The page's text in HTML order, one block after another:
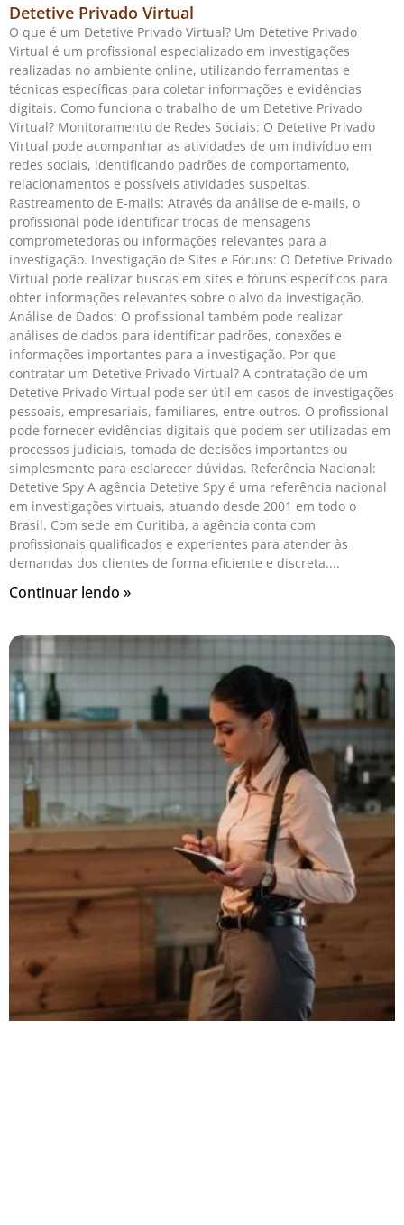
Detetive Privado Virtual
O que é um Detetive Privado Virtual? Um Detetive Privado
Virtual é um profissional especializado em investigações
realizadas no ambiente online, utilizando ferramentas e
técnicas específicas para coletar informações e evidências
digitais. Como funciona o trabalho de um Detetive Privado
Virtual? Monitoramento de Redes Sociais: O Detetive Privado
Virtual pode acompanhar as atividades de um indivíduo em
redes sociais, identificando padrões de comportamento,
relacionamentos e possíveis atividades suspeitas.
Rastreamento de E-mails: Através da análise de e-mails, o
profissional pode identificar trocas de mensagens
comprometedoras ou informações relevantes para a
investigação. Investigação de Sites e Fóruns: O Detetive Privado
Virtual pode realizar buscas em sites e fóruns específicos para
obter informações relevantes sobre o alvo da investigação.
Análise de Dados: O profissional também pode realizar
análises de dados para identificar padrões, conexões e
informações importantes para a investigação. Por que
contratar um Detetive Privado Virtual? A contratação de um
Detetive Privado Virtual pode ser útil em casos de investigações
pessoais, empresariais, familiares, entre outros. O profissional
pode fornecer evidências digitais que podem ser utilizadas em
processos judiciais, tomada de decisões importantes ou
simplesmente para esclarecer dúvidas. Referência Nacional:
Detetive Spy A agência Detetive Spy é uma referência nacional
em investigações virtuais, atuando desde 2001 em todo o
Brasil. Com sede em Curitiba, a agência conta com
profissionais qualificados e experientes para atender às
demandas dos clientes de forma eficiente e discreta.
Continuar lendo »